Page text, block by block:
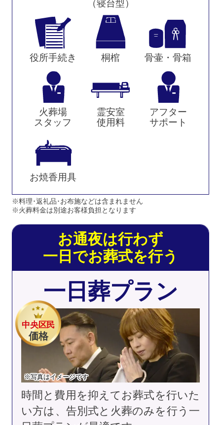
（寝台型）
役所手続き 桐棺 骨壷・骨箱
火葬場
スタッフ
霊安室
使用料
アフター
サポート
お焼香用具
※料理･返礼品･お布施などは含まれません
※火葬料金は別途お客様負担となります
中央区民
価格
※写真はイメージです
お通夜は行わず
一日でお葬式を行う
一日葬プラン
時間と費用を抑えてお葬式を行いた
い方は、告別式と火葬のみを行う一